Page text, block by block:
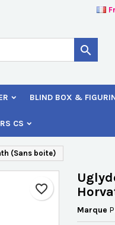

BLIND BOX &
CS
h (Sans boite)
favorite_border
Marque
à votre liste d'envies.
Annuler Connexion